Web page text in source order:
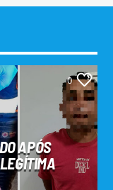
0
APÓS